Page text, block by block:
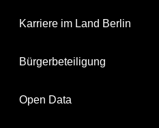
Karriere im Land Berlin
Bürgerbeteiligung
Open Data